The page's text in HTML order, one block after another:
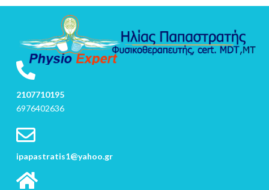
2107710195
6976402636
ipapastratis1@yahoo.gr